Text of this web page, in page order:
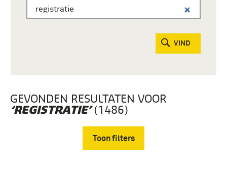
VIND
GEVONDEN RESULTATEN VOOR
‘REGISTRATIE’(1486)
Toon filters